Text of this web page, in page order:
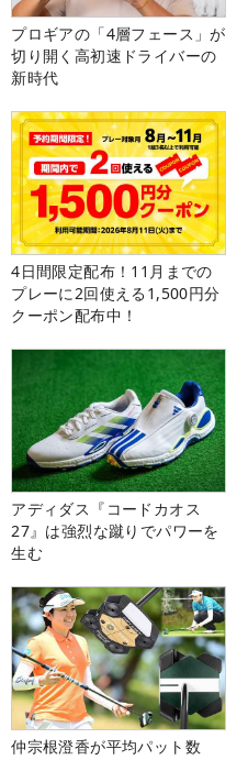
プロギアの「4層フェース」が
切り開く高初速ドライバーの
新時代
4日間限定配布！11月までの
プレーに2回使える1,500円分
クーポン配布中！
アディダス『コードカオス
27』は強烈な蹴りでパワーを
生む
仲宗根澄香が平均パット数